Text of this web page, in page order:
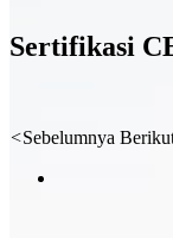
Sertifikasi
<Sebelumnya